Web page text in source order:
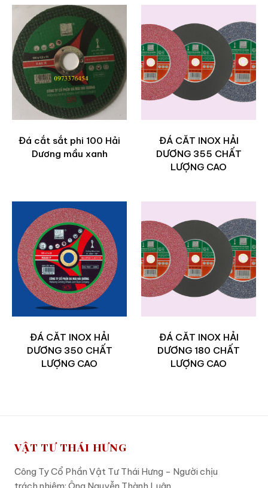
Đá cắt sắt phi 100 Hải
Dương mầu xanh
ĐÁ CĂT INOX HẢI
DƯƠNG 355 CHẤT
LƯỢNG CAO
ĐÁ CĂT INOX HẢI
DƯƠNG 350 CHẤT
LƯỢNG CAO
ĐÁ CĂT INOX HẢI
DƯƠNG 180 CHẤT
LƯỢNG CAO
VẬT TƯ THÁI HƯNG
Công Ty Cổ Phần Vật Tư Thái Hưng - Người chịu